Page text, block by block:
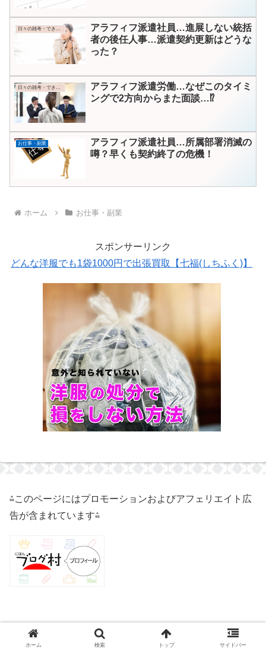
アラフィフ派遣社員…進展しない統括
者の後任人事…派遣契約更新はどうな
った？
日々の雑考・できごと
アラフィフ派遣労働…なぜこのタイミ
ングで2方向からまた面談…⁉
お仕事・副業
アラフィフ派遣社員…所属部署消滅の
噂？早くも契約終了の危機！
ホーム お仕事・副業
スポンサーリンク
どんな洋服でも1袋1000円で出張買取【七福(しちふく)】
⁂このページにはプロモーションおよびアフェリエイト広
告が含まれています⁂
© 2021 50代独身実家暮らしのハイ子.
ホーム 検索 トップ サイドバー